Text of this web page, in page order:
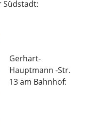
Südstadt:
Gerhart-
Hauptmann -Str.
13 am Bahnhof: